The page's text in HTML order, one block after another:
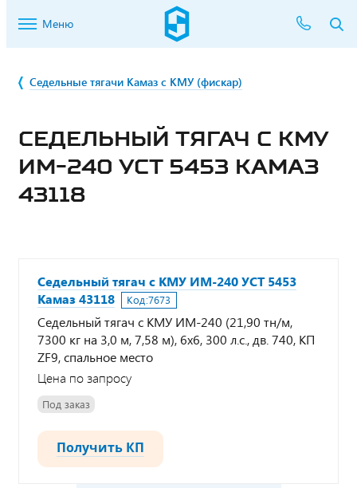
Меню
Седельные тягачи Камаз с КМУ (фискар)
СЕДЕЛЬНЫЙ ТЯГАЧ С КМУ
ИМ-240 УСТ 5453 КАМАЗ
43118
Седельный тягач с КМУ ИМ-240 УСТ 5453
Камаз 43118
Код:7673
Седельный тягач с КМУ ИМ-240 (21,90 тн/м,
7300 кг на 3,0 м, 7,58 м), 6х6, 300 л.с., дв. 740, КП
ZF9, спальное место
Цена по запросу
Под заказ
Получить КП